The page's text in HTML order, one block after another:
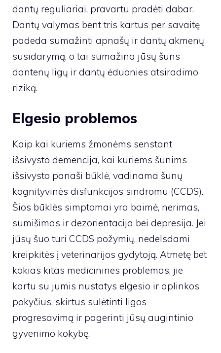
dantų reguliariai, pravartu pradėti dabar.
Dantų valymas bent tris kartus per savaitę
padeda sumažinti apnašų ir dantų akmenų
susidarymą, o tai sumažina jūsų šuns
dantenų ligų ir dantų ėduonies atsiradimo
riziką.
Elgesio problemos
Kaip kai kuriems žmonėms senstant
išsivysto demencija, kai kuriems šunims
išsivysto panaši būklė, vadinama šunų
kognityvinės disfunkcijos sindromu (CCDS).
Šios būklės simptomai yra baimė, nerimas,
sumišimas ir dezorientacija bei depresija. Jei
jūsų šuo turi CCDS požymių, nedelsdami
kreipkitės į veterinarijos gydytoją. Atmetę bet
kokias kitas medicinines problemas, jie
kartu su jumis nustatys elgesio ir aplinkos
pokyčius, skirtus sulėtinti ligos
progresavimą ir pagerinti jūsų augintinio
gyvenimo kokybę.